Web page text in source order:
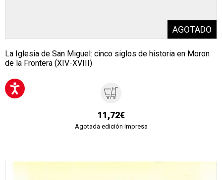
La Iglesia de San Miguel: cinco siglos de historia en Moron
de la Frontera (XIV-XVIII)
11,72€
Agotada edición impresa